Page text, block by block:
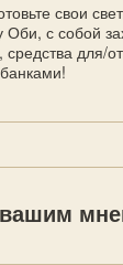
свои
Оби, с собой
для/